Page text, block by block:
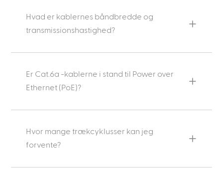
Hvad er kablernes båndbredde og
transmissionshastighed?
Er Cat.6a -kablerne i stand til Power over
Ethernet (PoE)?
Hvor mange trækcyklusser kan jeg
forvente?